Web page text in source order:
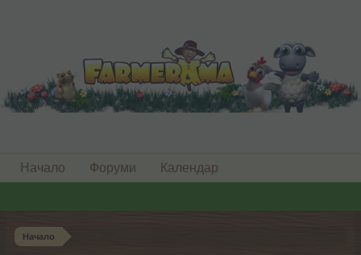
Начало
Начало Форуми Календар